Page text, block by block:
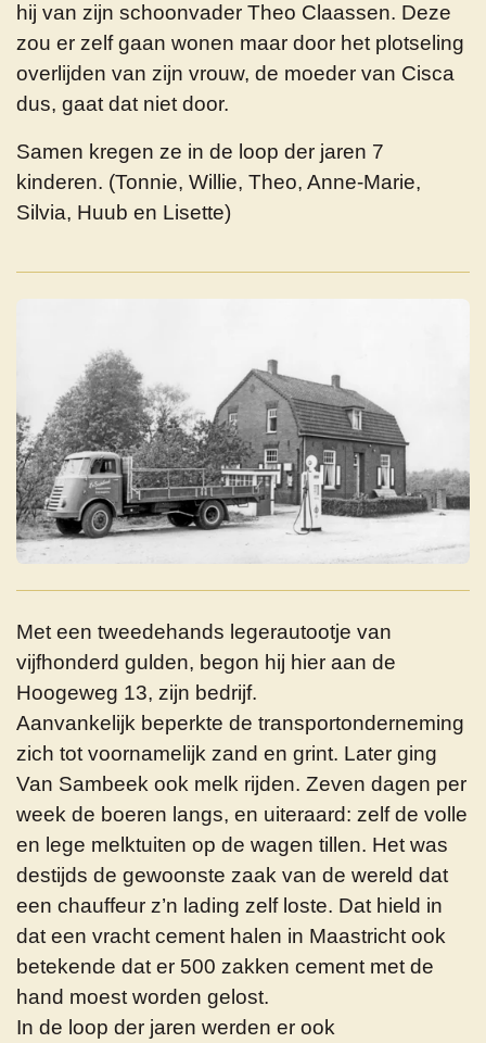
hij van zijn schoonvader Theo Claassen. Deze
zou er zelf gaan wonen maar door het plotseling
overlijden van zijn vrouw, de moeder van Cisca
dus, gaat dat niet door.
Samen kregen ze in de loop der jaren 7
kinderen. (Tonnie, Willie, Theo, Anne-Marie,
Silvia, Huub en Lisette)
Met een tweedehands legerautootje van
vijfhonderd gulden, begon hij hier aan de
Hoogeweg 13, zijn bedrijf.
Aanvankelijk beperkte de transportonderneming
zich tot voornamelijk zand en grint. Later ging
Van Sambeek ook melk rijden. Zeven dagen per
week de boeren langs, en uiteraard: zelf de volle
en lege melktuiten op de wagen tillen. Het was
destijds de gewoonste zaak van de wereld dat
een chauffeur z’n lading zelf loste. Dat hield in
dat een vracht cement halen in Maastricht ook
betekende dat er 500 zakken cement met de
hand moest worden gelost.
In de loop der jaren werden er ook